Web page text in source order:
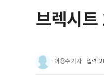
브렉시
이용수 기자 입력